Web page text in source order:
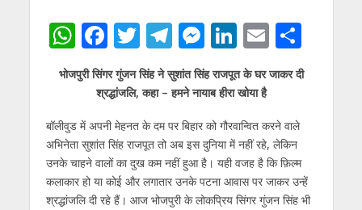
W
h
at
s
A
p
p
F
ac
e
b
o
o
k
T
w
itt
er
T
el
e
gr
a
m
M
e
ss
e
n
g
er
Li
n
k
e
dI
n
E
m
ai
S
h
ar
भोजपुरी सिंगर गुंजन सिंह ने सुशांत सिंह राजपूत के घर जाकर दी
श्रद्धांजलि, कहा – हमने नायाब हीरा खोया है
बॉलीवुड में अपनी मेहनत के दम पर बिहार को गौरवान्वित करने वाले
अभिनेता सुशांत सिंह राजपूत तो अब इस दुनिया में नहीं रहे, लेकिन
उनके चाहने वालों का दुख कम नहीं हुआ है। यही वजह है कि फ़िल्म
कलाकार हो या कोई और लगातार उनके पटना आवास पर जाकर उन्हें
श्रद्धांजलि दी रहे हैं। आज भोजपुरी के लोकप्रिय सिंगर गुंजन सिंह भी